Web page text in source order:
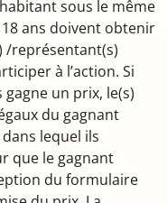
sous le même
ans doivent obtenir
/représentant(s)
à l’action. Si
un prix, le(s)
du gagnant
lequel ils
que le gagnant
du formulaire